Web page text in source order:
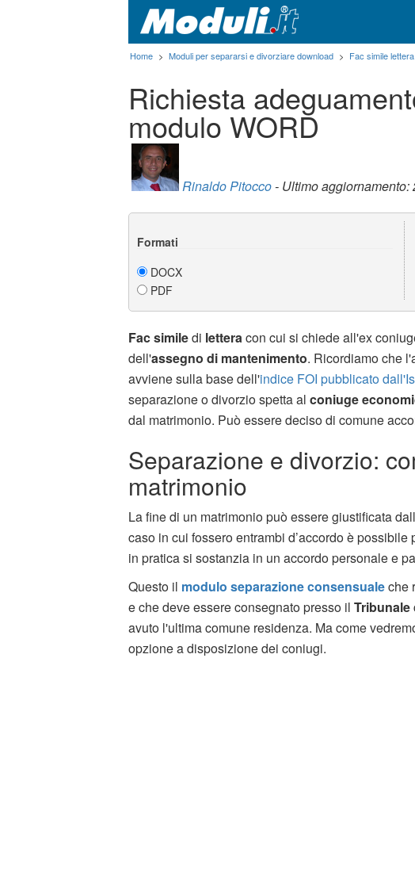
Home > Moduli per separarsi e divorziare download > Fac simile
Richiesta
modulo WORD
Rinaldo Pitocco- Ultimo aggiornamento:
Formati
DOCX
PDF
Fac similedi lettera con cui si chiede all'ex
dell'assegno di mantenimento. Ricordiamo che
avviene sulla base dell'indice FOI pubblicato
separazione o divorzio spetta al coniuge
dal matrimonio. Può essere deciso di comune
Separazione e divorzio:
matrimonio
La fine di un matrimonio può essere giustificata
caso in cui fossero entrambi d’accordo è possibile
in pratica si sostanzia in un accordo personale e
Questo il modulo separazione consensualeche
e che deve essere consegnato presso il Tribunale
avuto l'ultima comune residenza. Ma come
opzione a disposizione dei coniugi.